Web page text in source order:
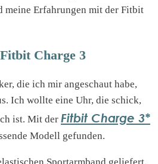
meine Erfahrungen mit der Fitbit
Charge 3
die ich mir angeschaut habe,
Ich wollte eine Uhr, die schick,
ist. Mit der Fitbit Charge 3*
Modell gefunden.